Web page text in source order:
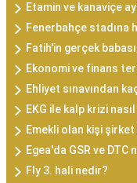
Etamin ve kanaviçe
Fenerbahçe stadına
Fatih'in gerçek
Ekonomi ve finans
Ehliyet sınavından
EKG ile kalp krizi
Emekli olan kişi
Egea'da GSR ve DTC
Fly 3. hali nedir?